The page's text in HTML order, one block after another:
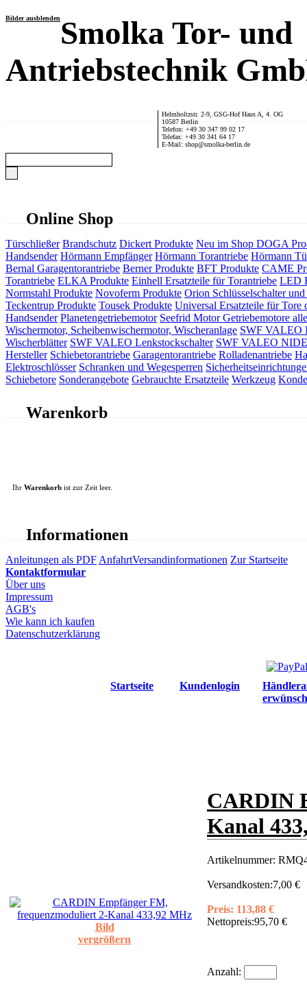
Bilder ausblendenSmolka Tor- und
Antriebstechnik
Helmholtzstr. 2-9, GSG-Hof Haus A, 4. OG
10587 Berlin
Telefon: +49 30 347 99 02 17
Telefax: +49 30 341 64 17
E-Mail: shop@smolka-berlin.de
Online Shop
Türschließer Brandschutz Dickert Produkte Neu im Shop DOGA
Handsender Hörmann Empfänger Hörmann Torantriebe Hörmann
Bernal Garagentorantriebe Berner Produkte BFT Produkte CAME
Torantriebe ELKA Produkte Einhell Ersatzteile für Torantriebe LED
Normstahl Produkte Novoferm Produkte Orion Schlüsselschalter und
Teckentrup Produkte Tousek Produkte Universal Ersatzteile für Tore
Handsender Planetengetriebemotor Seefrid Motor Getriebemotore
Wischermotor, Scheibenwischermotor, Wischeranlage SWF VALEO
Wischerblätter SWF VALEO Lenkstockschalter SWF VALEO
Hersteller Schiebetorantriebe Garagentorantriebe Rolladenantriebe
Elektroschlösser Schranken und Wegesperren
Schiebetore Sonderangebote Gebrauchte Ersatzteile Werkzeug
Warenkorb
Ihr Warenkorb ist zur Zeit leer.
Informationen
Anleitungen als PDF AnfahrtVersandinformationen Zur Startseite
Kontaktformular
Über uns
Impressum
AGB's
Wie kann ich kaufen
Datenschutzerklärung
Startseite Kundenlogin
Bild
vergrößern
CARDIN
Kanal
Artikelnummer:
Versandkosten:7,00 €
Preis: 113,88 €
Nettopreis:95,70 €
Anzahl: